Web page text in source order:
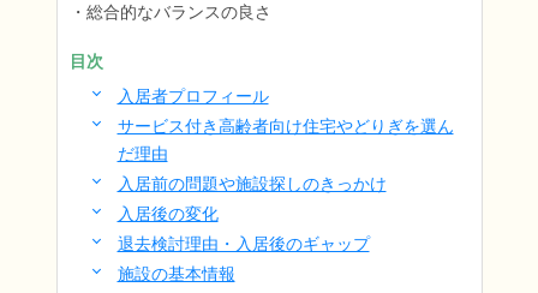
総合的なバランスの良さ
目次
入居者プロフィール
サービス付き高齢者向け住宅やどりぎを選ん
だ理由
入居前の問題や施設探しのきっかけ
入居後の変化
退去検討理由・入居後のギャップ
施設の基本情報